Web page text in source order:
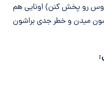
رو پخش کنن) اونایی هم
میدن و خطر جدی براشون